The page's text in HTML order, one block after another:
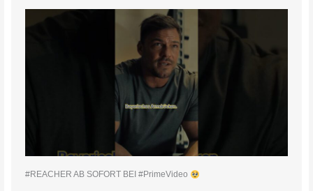
#REACHER AB SOFORT BEI #PrimeVideo